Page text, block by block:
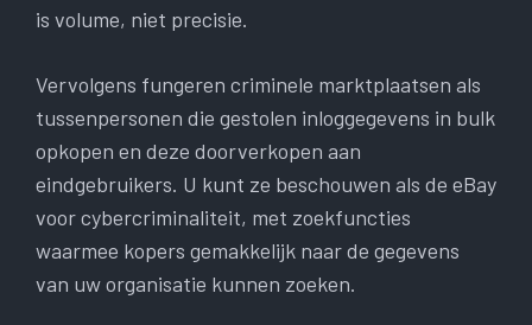
is volume, niet precisie.
Vervolgens fungeren criminele marktplaatsen als
tussenpersonen die gestolen inloggegevens in bulk
opkopen en deze doorverkopen aan
eindgebruikers. U kunt ze beschouwen als de eBay
voor cybercriminaliteit, met zoekfuncties
waarmee kopers gemakkelijk naar de gegevens
van uw organisatie kunnen zoeken.